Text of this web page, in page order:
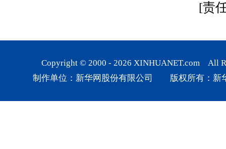
[责
Copyright © 2000 - 2026 XINHUANET.com All
制作单位：新华网股份有限公司 版权所有：新